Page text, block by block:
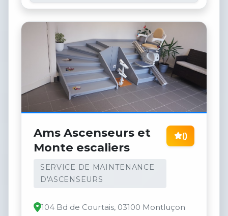
Ams Ascenseurs et
Monte escaliers
SERVICE DE MAINTENANCE
D'ASCENSEURS
()
104 Bd de Courtais, 03100 Montluçon